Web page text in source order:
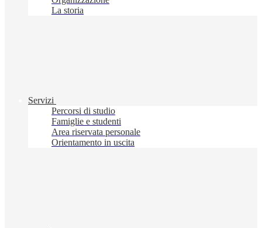
La storia
Servizi
Percorsi di studio
Famiglie e studenti
Area riservata personale
Orientamento in uscita